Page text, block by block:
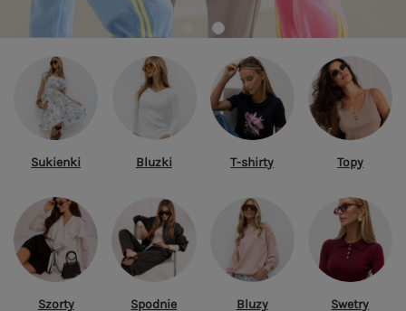
Sukienki Bluzki T-shirty Topy
Szorty Spodnie Bluzy Swetry